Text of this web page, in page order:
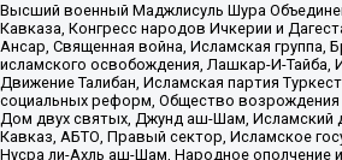
Высший военный Маджлисуль Шура
Кавказа, Конгресс народов Ичкерии и
Ансар, Священная война, Исламская группа,
исламского освобождения, Лашкар-И-Тайба,
Движение Талибан, Исламская партия
социальных реформ, Общество возрождения
Дом двух святых, Джунд аш-Шам, Исламский
Кавказ, АБТО, Правый сектор, Исламское
Нусра ли-Ахль аш-Шам, Народное ополчение